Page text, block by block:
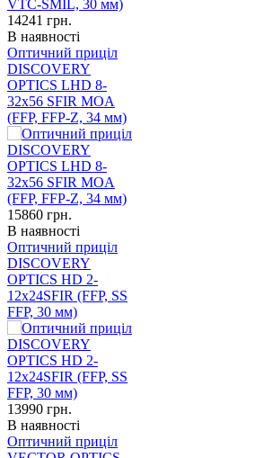
14241 грн.
В наявності
Оптичний приціл
DISCOVERY
OPTICS LHD 8-
32x56 SFIR MOA
(FFP, FFP-Z, 34 мм)
15860 грн.
В наявності
Оптичний приціл
DISCOVERY
OPTICS HD 2-
12x24SFIR (FFP, SS
FFP, 30 мм)
13990 грн.
В наявності
Оптичний приціл